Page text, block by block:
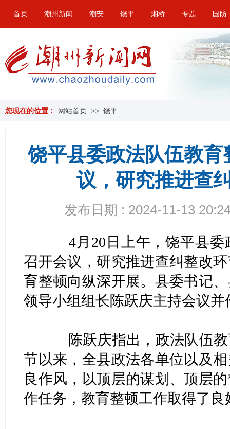
首页 潮州新闻 潮安 饶平 湘桥 专题 国防
您现在的位置 : 网站首页 >> 饶平
饶平县委政法队伍教
议，研究推进查
发布日期 : 2024-11-13
4月20日上午，饶平县委
召开会议，研究推进查纠整改
育整顿向纵深开展。县委书记
领导小组组长陈跃庆主持会议并
陈跃庆指出，政法队伍教
节以来，全县政法各单位以及
良作风，以顶层的谋划、顶层
作任务，教育整顿工作取得了良